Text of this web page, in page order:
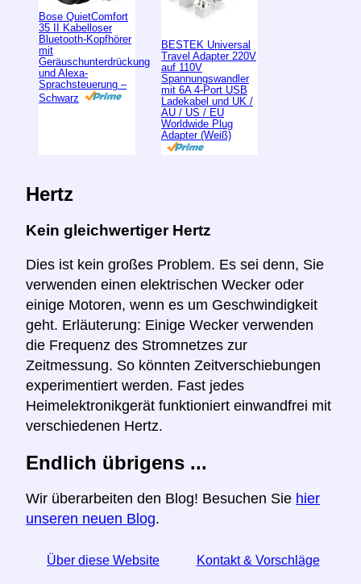
Bose QuietComfort
35 II Kabelloser
Bluetooth-Kopfhörer
mit
Geräuschunterdrückung
und Alexa-
Sprachsteuerung –
Schwarz
BESTEK Universal
Travel Adapter 220V
auf 110V
Spannungswandler
mit 6A 4-Port USB
Ladekabel und UK /
AU / US / EU
Worldwide Plug
Adapter (Weiß)
Hertz
Kein gleichwertiger Hertz
Dies ist kein großes Problem. Es sei denn, Sie
verwenden einen elektrischen Wecker oder
einige Motoren, wenn es um Geschwindigkeit
geht. Erläuterung: Einige Wecker verwenden
die Frequenz des Stromnetzes zur
Zeitmessung. So könnten Zeitverschiebungen
experimentiert werden. Fast jedes
Heimelektronikgerät funktioniert einwandfrei mit
verschiedenen Hertz.
Endlich übrigens ...
Wir überarbeiten den Blog! Besuchen Sie hier
unseren neuen Blog.
Über diese Website Kontakt & Vorschläge